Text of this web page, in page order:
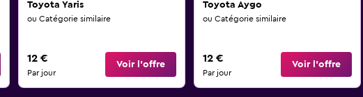
Toyota Yaris
ou Catégorie similaire
12 €
Par jour
Voir l’offre
Toyota Aygo
ou Catégorie similaire
12 €
Par jour
Voir l’offre